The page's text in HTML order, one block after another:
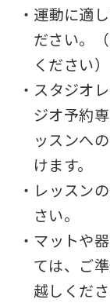
・運動に適
ださい。
ください）
・スタジオ
ジオ予約
ッスンへ
けます。
・レッスン
さい。
・マットや
ては、ご
越しくださ